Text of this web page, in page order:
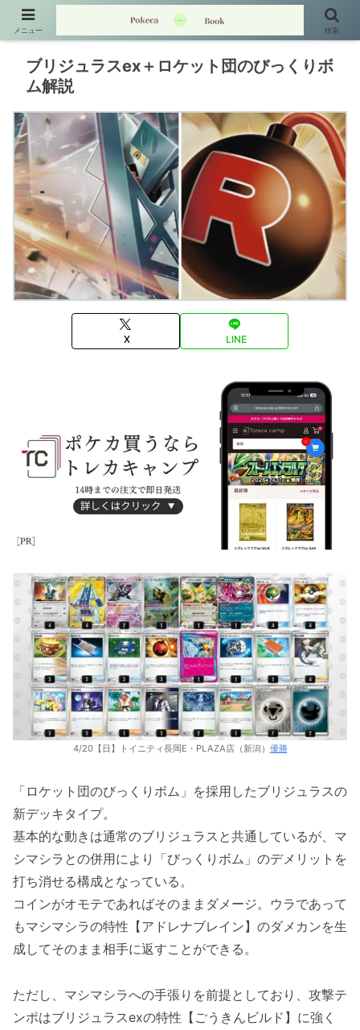
ブリジュラスex＋ロケット団のびっくりボ
ム解説
X LINE
4/20【日】トイニティ長岡E・PLAZA店（新潟） 優勝
「ロケット団のびっくりボム」を採用したブリジュラスの
新デッキタイプ。
基本的な動きは通常のブリジュラスと共通しているが、マ
シマシラとの併用により「びっくりボム」のデメリットを
打ち消せる構成となっている。
コインがオモテであればそのままダメージ。ウラであって
もマシマシラの特性【アドレナブレイン】のダメカンを生
成してそのまま相手に返すことができる。
ただし、マシマシラへの手張りを前提としており、攻撃テ
ンポはブリジュラスexの特性【ごうきんビルド】に強く
メニュー 検索